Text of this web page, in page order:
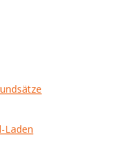
Laden